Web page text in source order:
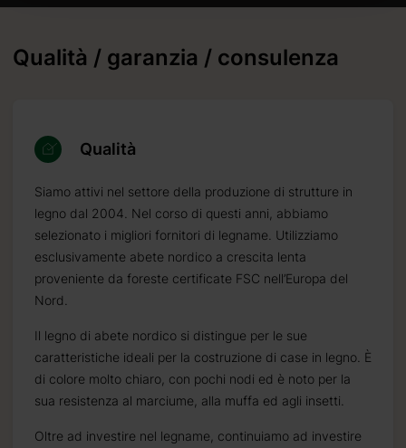
Qualità / garanzia / consulenza
Qualità
Siamo attivi nel settore della produzione di strutture in
legno dal 2004. Nel corso di questi anni, abbiamo
selezionato i migliori fornitori di legname. Utilizziamo
esclusivamente abete nordico a crescita lenta
proveniente da foreste certificate FSC nell’Europa del
Nord.
Il legno di abete nordico si distingue per le sue
caratteristiche ideali per la costruzione di case in legno. È
di colore molto chiaro, con pochi nodi ed è noto per la
sua resistenza al marciume, alla muffa ed agli insetti.
Oltre ad investire nel legname, continuiamo ad investire